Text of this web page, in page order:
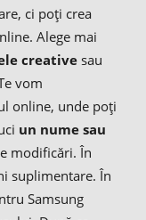
ci poți crea
Alege mai
creative sau
vom
online, unde poți
un nume sau
modificări. În
suplimentare. În
Samsung